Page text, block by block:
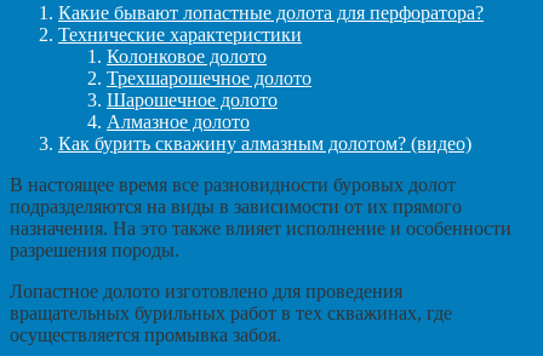
Какие бывают лопастные долота для перфоратора?
Технические характеристики
Колонковое долото
Трехшарошечное долото
Шарошечное долото
Алмазное долото
Как бурить скважину алмазным долотом? (видео)
В настоящее время все разновидности буровых долот
подразделяются на виды в зависимости от их прямого
назначения. На это также влияет исполнение и особенности
разрешения породы.
Лопастное долото изготовлено для проведения
вращательных бурильных работ в тех скважинах, где
осуществляется промывка забоя.